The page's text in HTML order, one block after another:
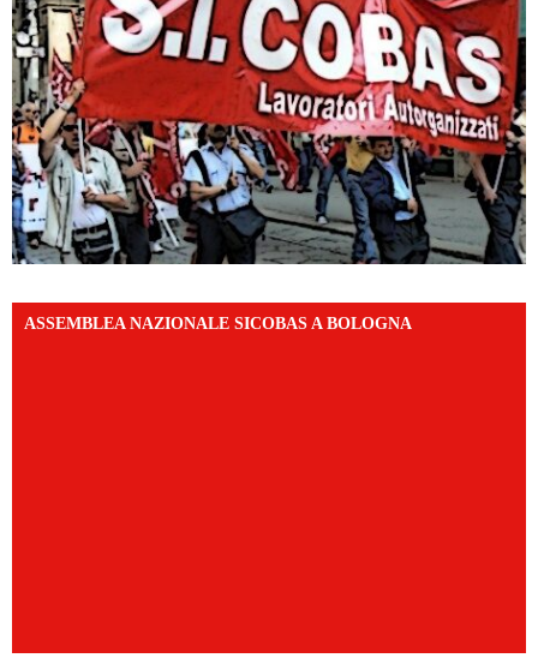
ASSEMBLEA NAZIONALE SICOBAS A BOLOGNA